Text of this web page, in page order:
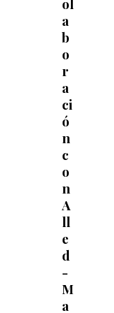
ol
a
b
o
r
a
ci
ó
n
c
o
n
A
ll
e
d
-
M
a